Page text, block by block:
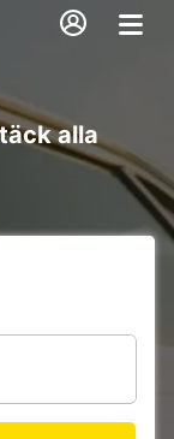
alla